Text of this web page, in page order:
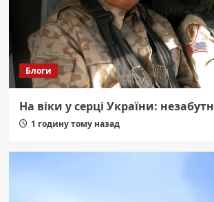
Блоги
На віки у серці України:
1 годину тому назад